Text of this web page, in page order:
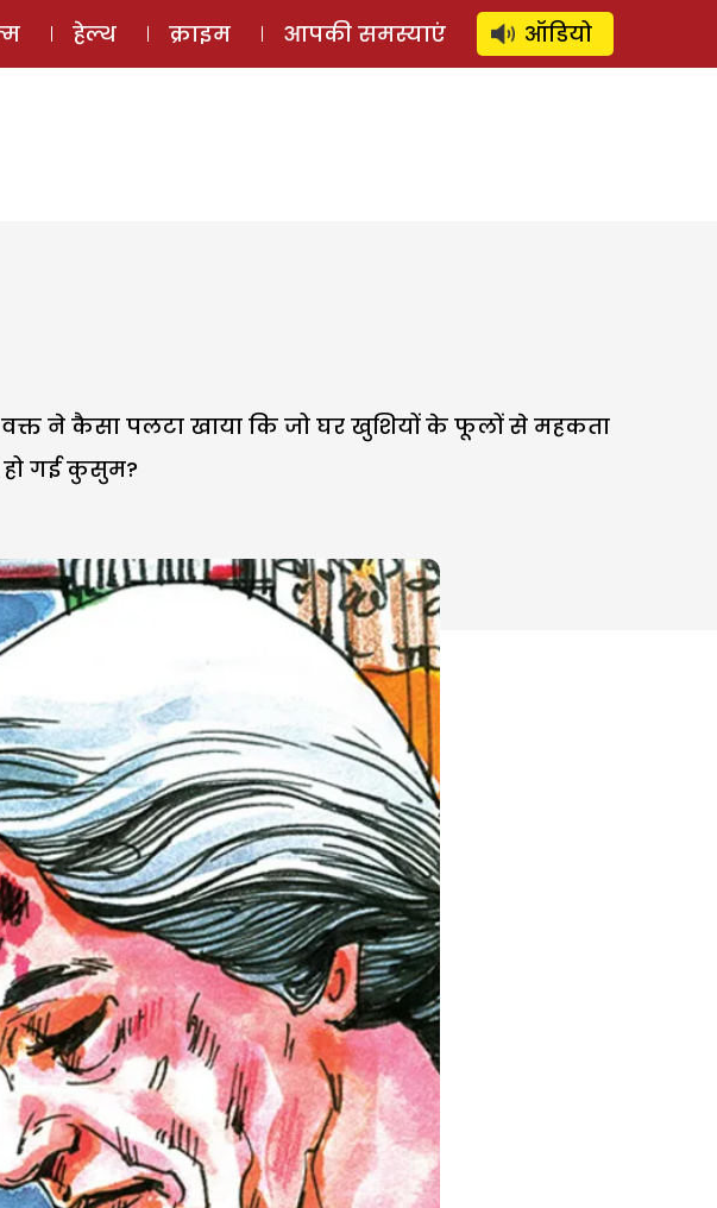
ऑडियो स्टोरी लॉग इन ⚲ SUBSCRIBE
हेल्थ क्राइम आपकी समस्याएं ऑडियो
ने कैसा पलटा खाया कि जो घर खुशियों के फूलों से महकता
हो गई कुसुम?